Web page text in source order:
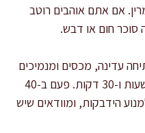
אם אתם אוהבים רוטב
סוכר חום או דבש.
עדינה, מכסים ומנמיכים
לאש נמוכה מאוד. מבשלים 2 שעות ו-30 דקות. פעם ב-40
הידבקות, ומוודאים שיש